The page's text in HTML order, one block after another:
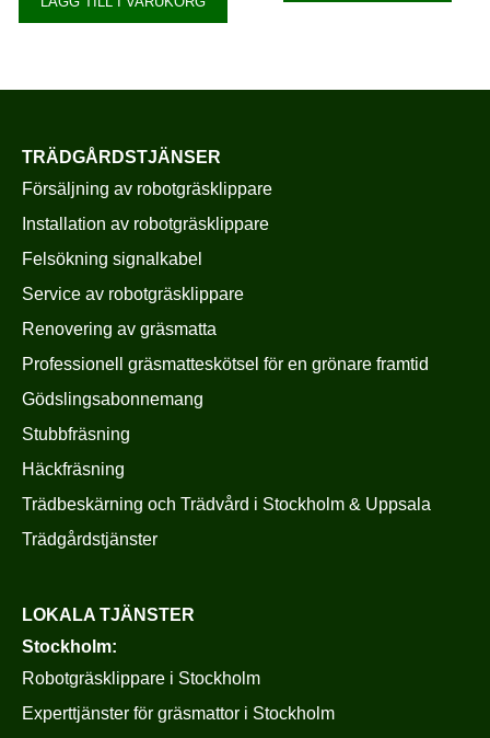
TRÄDGÅRDSTJÄNSER
Försäljning av robotgräsklippare
Installation av robotgräsklippare
Felsökning signalkabel
Service av robotgräsklippare
Renovering av gräsmatta
Professionell gräsmatteskötsel för en grönare framtid
Gödslingsabonnemang
Stubbfräsning
Häckfräsning
Trädbeskärning och Trädvård i Stockholm & Uppsala
Trädgårdstjänster
LOKALA TJÄNSTER
Stockholm:
Robotgräsklippare i Stockholm
Experttjänster för gräsmattor i Stockholm